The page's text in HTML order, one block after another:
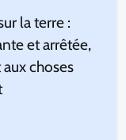
la terre :
et arrêtée,
choses